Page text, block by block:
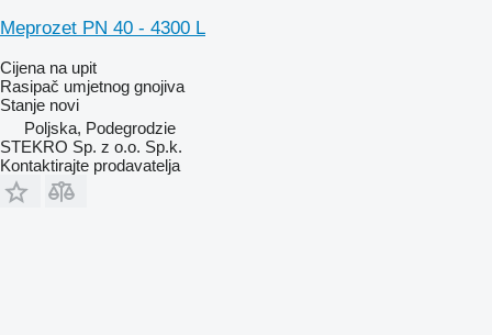
Meprozet PN 40 - 4300 L
Cijena na upit
Rasipač umjetnog gnojiva
Stanje novi
Poljska, Podegrodzie
STEKRO Sp. z o.o. Sp.k.
Kontaktirajte prodavatelja